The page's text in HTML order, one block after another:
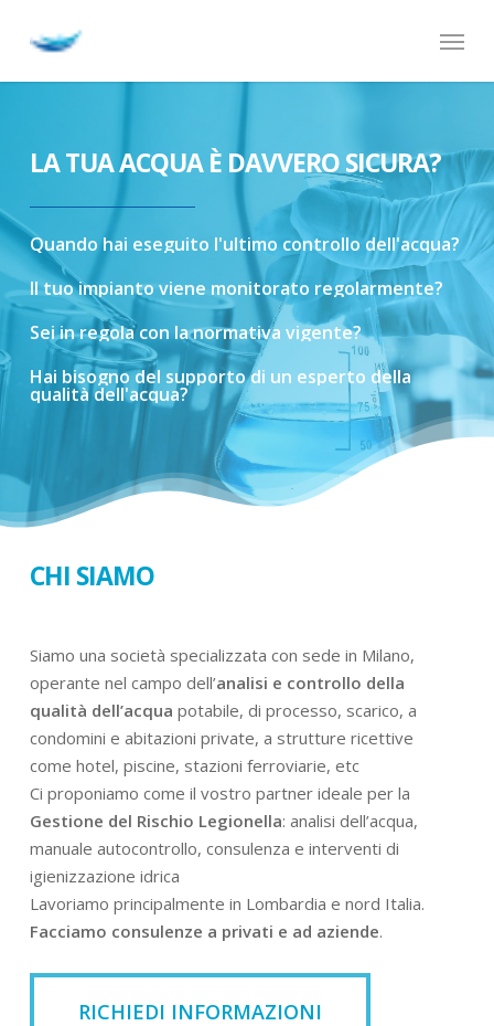
Menu
LA TUA ACQUA È DAVVERO SICURA?
Quando hai eseguito l'ultimo controllo dell'acqua?
Il tuoimpianto viene monitorato regolarmente?
Seiinregola con lanormativa vigente?
Hai bisognodel supportodi un esperto della
qualitàdell'acqua?
CHI SIAMO
Siamo una società specializzata con sede in Milano,
operante nel campo dell’analisi e controllo della
qualità dell’acqua potabile, di processo, scarico, a
condomini e abitazioni private, a strutture ricettive
come hotel, piscine, stazioni ferroviarie, etc
Ci proponiamo come il vostro partner ideale per la
Gestione del Rischio Legionella: analisi dell’acqua,
manuale autocontrollo, consulenza e interventi di
igienizzazione idrica
Lavoriamo principalmente in Lombardia e nord Italia.
Facciamo consulenze a privati e ad aziende.
RICHIEDI INFORMAZIONI